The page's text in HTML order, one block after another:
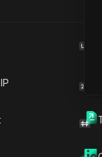
NGHIỆP!
Giới thiệu nội dung